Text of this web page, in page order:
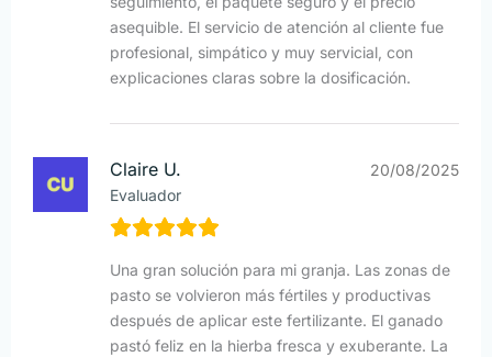
asequible. El servicio de atención al cliente fue
profesional, simpático y muy servicial, con
explicaciones claras sobre la dosificación.
Claire U.
Evaluador
20/08/2025
Una gran solución para mi granja. Las zonas de
pasto se volvieron más fértiles y productivas
después de aplicar este fertilizante. El ganado
pastó feliz en la hierba fresca y exuberante. La